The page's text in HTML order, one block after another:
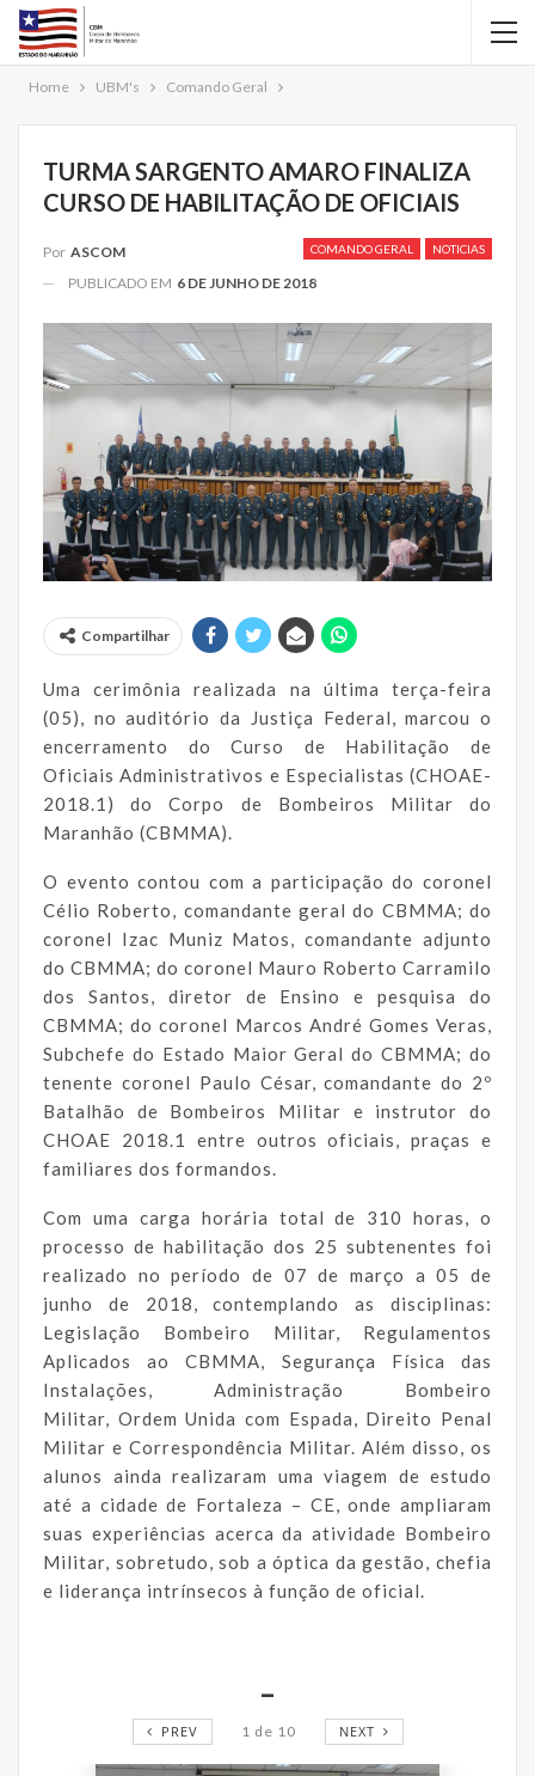
Home UBM's Comando Geral
TURMA SARGENTO AMARO FINALIZA
CURSO DE HABILITAÇÃO DE OFICIAIS
COMANDO GERAL NOTICIAS
Por ASCOM
PUBLICADO EM 6 DE JUNHO DE 2018
Compartilhar
Uma cerimônia realizada na última terça-feira
(05), no auditório da Justiça Federal, marcou o
encerramento do Curso de Habilitação de
Oficiais Administrativos e Especialistas (CHOAE-
2018.1) do Corpo de Bombeiros Militar do
Maranhão (CBMMA).
O evento contou com a participação do coronel
Célio Roberto, comandante geral do CBMMA; do
coronel Izac Muniz Matos, comandante adjunto
do CBMMA; do coronel Mauro Roberto Carramilo
dos Santos, diretor de Ensino e pesquisa do
CBMMA; do coronel Marcos André Gomes Veras,
Subchefe do Estado Maior Geral do CBMMA; do
tenente coronel Paulo César, comandante do 2º
Batalhão de Bombeiros Militar e instrutor do
CHOAE 2018.1 entre outros oficiais, praças e
familiares dos formandos.
Com uma carga horária total de 310 horas, o
processo de habilitação dos 25 subtenentes foi
realizado no período de 07 de março a 05 de
junho de 2018, contemplando as disciplinas:
Legislação Bombeiro Militar, Regulamentos
Aplicados ao CBMMA, Segurança Física das
Instalações, Administração Bombeiro
Militar, Ordem Unida com Espada, Direito Penal
Militar e Correspondência Militar. Além disso, os
alunos ainda realizaram uma viagem de estudo
até a cidade de Fortaleza – CE, onde ampliaram
suas experiências acerca da atividade Bombeiro
Militar, sobretudo, sob a óptica da gestão, chefia
e liderança intrínsecos à função de oficial.
PREV 1 de 10 NEXT